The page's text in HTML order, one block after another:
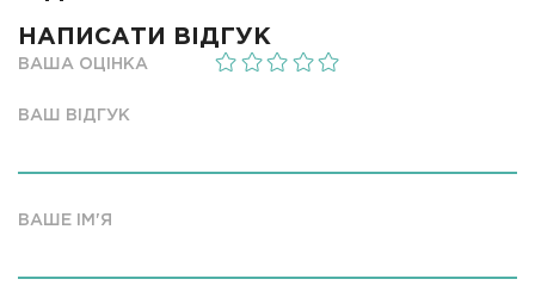
НАПИСАТИ ВІДГУК
ВАША ОЦІНКА
ВАШ ВІДГУК
ВАШЕ ІМ'Я